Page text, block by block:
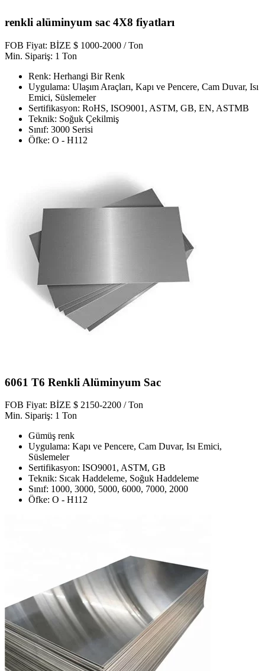
renkli alüminyum sac 4X8 fiyatları
FOB Fiyat: BİZE $ 1000-2000 / Ton
Min. Sipariş: 1 Ton
Renk: Herhangi Bir Renk
Uygulama: Ulaşım Araçları, Kapı ve Pencere, Cam Duvar, Isı
Emici, Süslemeler
Sertifikasyon: RoHS, ISO9001, ASTM, GB, EN, ASTMB
Teknik: Soğuk Çekilmiş
Sınıf: 3000 Serisi
Öfke: O - H112
6061 T6 Renkli Alüminyum Sac
FOB Fiyat: BİZE $ 2150-2200 / Ton
Min. Sipariş: 1 Ton
Gümüş renk
Uygulama: Kapı ve Pencere, Cam Duvar, Isı Emici,
Süslemeler
Sertifikasyon: ISO9001, ASTM, GB
Teknik: Sıcak Haddeleme, Soğuk Haddeleme
Sınıf: 1000, 3000, 5000, 6000, 7000, 2000
Öfke: O - H112